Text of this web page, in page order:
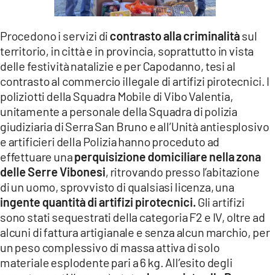
LACITYMAG.IT
ILREGGINO.IT
COSENZACHANNEL.IT
ILVIBONESE.IT
CATANZAROCHANNEL.IT
LACAPITALENEWS.IT
App
ANDROID
APPLE
Procedono i servizi di contrasto alla criminalitàsul
territorio, in città e in provincia, soprattutto in vista
delle festività natalizie e per Capodanno, tesi al
contrasto al commercio illegale di artifizi pirotecnici. I
poliziotti della Squadra Mobile di Vibo Valentia,
unitamente a personale della Squadra di polizia
giudiziaria di Serra San Bruno e all’Unità antiesplosivo
e artificieri della Polizia hanno proceduto ad
effettuare unaperquisizione domiciliare nella zona
delle Serre Vibonesi, ritrovando presso l’abitazione
di un uomo, sprovvisto di qualsiasi licenza, una
ingente quantità di artifizi pirotecnici. Gli artifizi
sono stati sequestrati della categoria F2 e IV, oltre ad
alcuni di fattura artigianale e senza alcun marchio, per
un peso complessivo di massa attiva di solo
materiale esplodente pari a 6 kg. All’esito degli